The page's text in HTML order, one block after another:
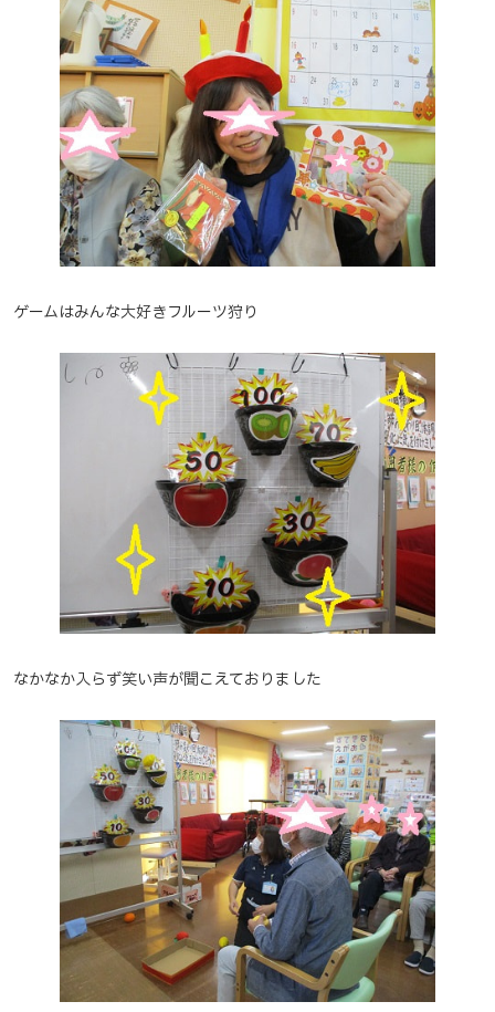
ゲームはみんな大好きフルーツ狩り
なかなか入らず笑い声が聞こえておりました